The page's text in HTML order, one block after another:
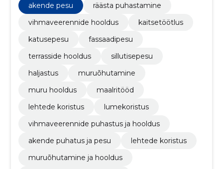
akende pesu
räästa puhastamine
vihmaveerennide hooldus
kaitsetöötlus
katusepesu
fassaadipesu
terrasside hooldus
sillutisepesu
haljastus
muruõhutamine
muru hooldus
maalritööd
lehtede koristus
lumekoristus
vihmaveerennide puhastus ja hooldus
akende puhatus ja pesu
lehtede koristus
muruõhutamine ja hooldus